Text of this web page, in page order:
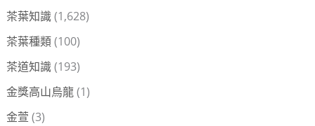
茶葉知識(1,628)
茶葉種類(100)
茶道知識(193)
金獎高山烏龍(1)
金萱 (3)